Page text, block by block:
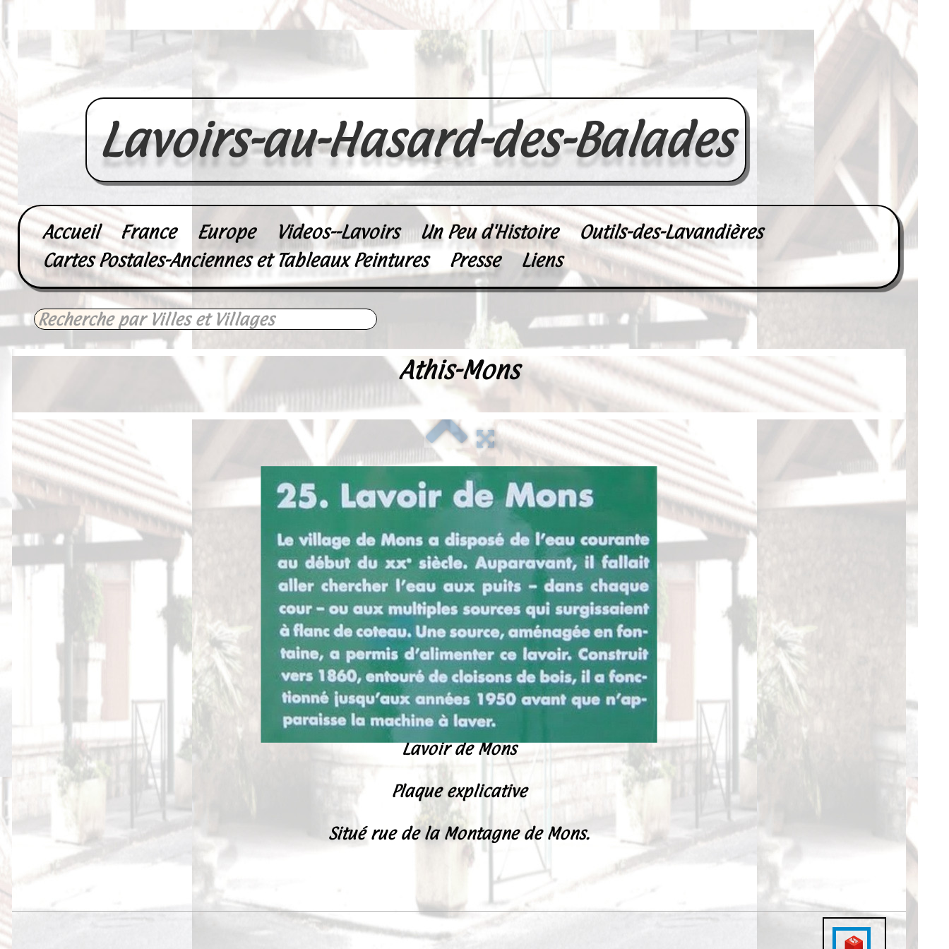
Lavoirs-au-Hasard-des-Balades
Accueil France Europe Videos--Lavoirs Un Peu d'Histoire
Outils-des-Lavandières
Cartes Postales-Anciennes et Tableaux Peintures
Presse Liens
Athis-Mons
Lavoir de Mons
Plaque explicative
Situé rue de la Montagne de Mons.